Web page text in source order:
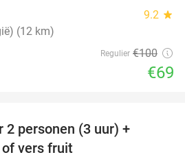
9.2 star
(12 km)
Regulier €100
€69
2 personen (3 uur) +
vers fruit